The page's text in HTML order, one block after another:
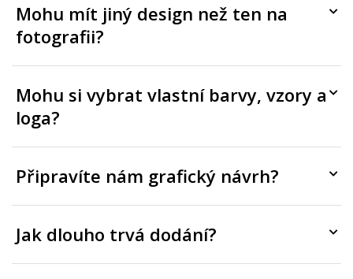
Mohu mít jiný design než ten na
fotografii?
Mohu si vybrat vlastní barvy, vzory a
loga?
Připravíte nám grafický návrh?
Jak dlouho trvá dodání?